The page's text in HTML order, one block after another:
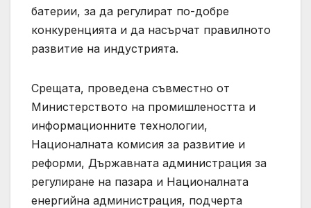
батерии, за да регулират по-добре
конкуренцията и да насърчат правилното
развитие на индустрията.
Срещата, проведена съвместно от
Министерството на промишлеността и
информационните технологии,
Националната комисия за развитие и
реформи, Държавната администрация за
регулиране на пазара и Националната
енергийна администрация, подчерта